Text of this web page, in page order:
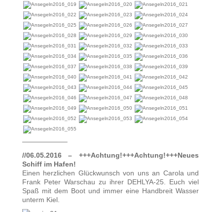
——————–
//06.05.2016 – +++Achtung!+++Achtung!+++Neues
Schiff im Hafen!
Einen herzlichen Glückwunsch von uns an Carola und
Frank Peter Warschau zu ihrer DEHLYA-25. Euch viel
Spaß mit dem Boot und immer eine Handbreit Wasser
unterm Kiel.